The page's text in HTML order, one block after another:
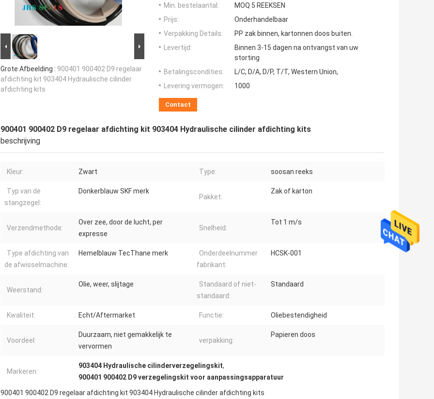
Grote Afbeelding : 900401 900402 D9 regelaar
afdichting kit 903404 Hydraulische cilinder
afdichting kits
Min. bestelaantal:
MOQ 5 REEKSEN
Prijs:
Onderhandelbaar
Verpakking Details:
PP zak binnen, kartonnen doos buiten.
Levertijd:
Binnen 3-15 dagen na ontvangst van uw
storting
Betalingscondities:
L/C, D/A, D/P, T/T, Western Union,
Levering vermogen:
1000
Contact
900401 900402 D9 regelaar afdichting kit 903404 Hydraulische cilinder afdichting kits
beschrijving
Kleur: Zwart Type: soosan reeks
Typ van de
stangzegel:
Donkerblauw SKF merk
Pakket:
Zak of karton
Verzendmethode:
Over zee, door de lucht, per
expresse
Snelheid:
Tot 1 m/s
Type afdichting van
de afwisselmachine:
Hemelblauw TecThane merk
Onderdeelnummer
fabrikant:
HCSK-001
Weerstand:
Olie, weer, slijtage
Standaard of niet-
standaard:
Standaard
Kwaliteit: Echt/Aftermarket Functie: Oliebestendigheid
Voordeel:
Duurzaam, niet gemakkelijk te
vervormen
verpakking:
Papieren doos
Markeren:
903404 Hydraulische cilinderverzegelingskit,
900401 900402 D9 verzegelingskit voor aanpassingsapparatuur
900401 900402 D9 regelaar afdichting kit 903404 Hydraulische cilinder afdichting kits